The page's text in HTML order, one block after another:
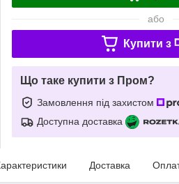
або
Купити з
Що таке купити з Пром?
Замовлення під захистом
Доступна доставка
Доставка